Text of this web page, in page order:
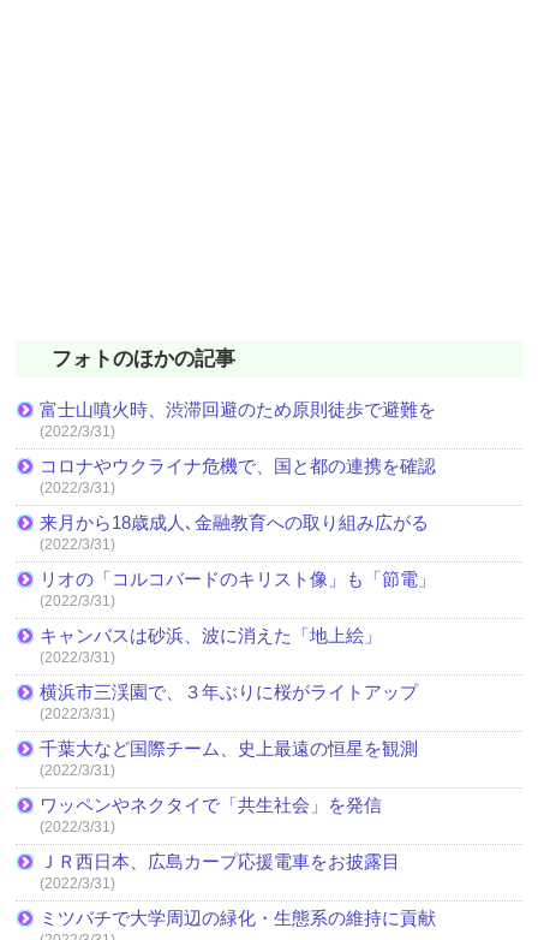
フォトのほかの記事
富士山噴火時、渋滞回避のため原則徒歩で避難を
(2022/3/31)
コロナやウクライナ危機で、国と都の連携を確認
(2022/3/31)
来月から18歳成人､金融教育への取り組み広がる
(2022/3/31)
リオの「コルコバードのキリスト像」も「節電」
(2022/3/31)
キャンバスは砂浜、波に消えた「地上絵」
(2022/3/31)
横浜市三渓園で、３年ぶりに桜がライトアップ
(2022/3/31)
千葉大など国際チーム、史上最遠の恒星を観測
(2022/3/31)
ワッペンやネクタイで「共生社会」を発信
(2022/3/31)
ＪＲ西日本、広島カープ応援電車をお披露目
(2022/3/31)
ミツバチで大学周辺の緑化・生態系の維持に貢献